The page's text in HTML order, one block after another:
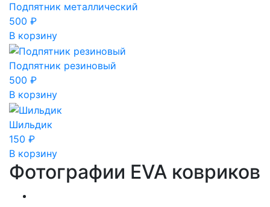
Подпятник металлический
500 ₽
В корзину
Подпятник резиновый
500 ₽
В корзину
Шильдик
150 ₽
В корзину
Фотографии EVA ковриков